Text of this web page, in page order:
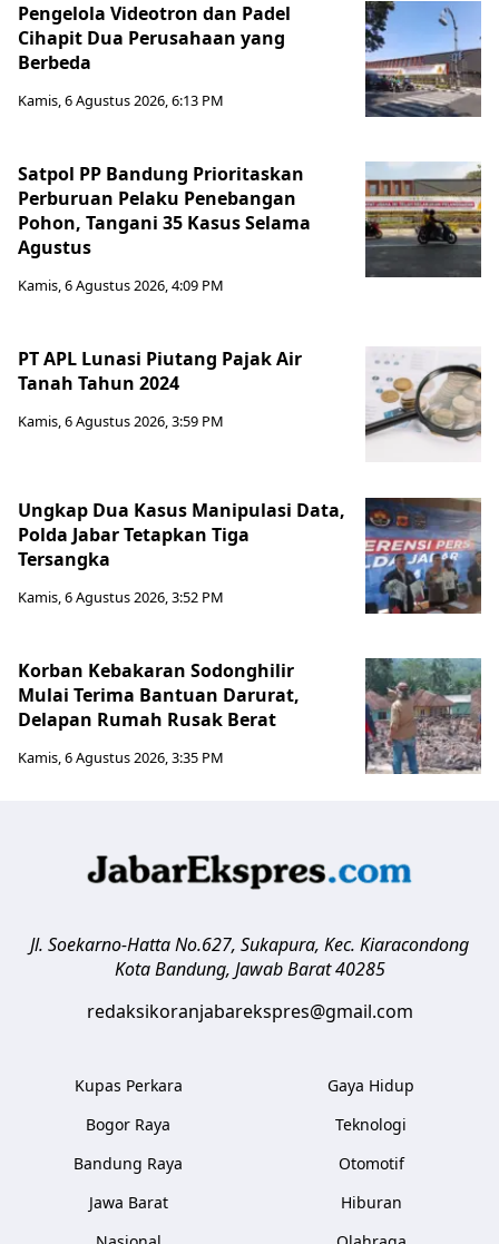
Pengelola Videotron dan Padel
Cihapit Dua Perusahaan yang
Berbeda
Kamis, 6 Agustus 2026, 6:13 PM
Satpol PP Bandung Prioritaskan
Perburuan Pelaku Penebangan
Pohon, Tangani 35 Kasus Selama
Agustus
Kamis, 6 Agustus 2026, 4:09 PM
PT APL Lunasi Piutang Pajak Air
Tanah Tahun 2024
Kamis, 6 Agustus 2026, 3:59 PM
Ungkap Dua Kasus Manipulasi Data,
Polda Jabar Tetapkan Tiga
Tersangka
Kamis, 6 Agustus 2026, 3:52 PM
Korban Kebakaran Sodonghilir
Mulai Terima Bantuan Darurat,
Delapan Rumah Rusak Berat
Kamis, 6 Agustus 2026, 3:35 PM
Jl. Soekarno-Hatta No.627, Sukapura, Kec. Kiaracondong
Kota Bandung, Jawab Barat 40285
redaksikoranjabarekspres@gmail.com
Kupas Perkara
Bogor Raya
Bandung Raya
Jawa Barat
Gaya Hidup
Teknologi
Otomotif
Hiburan